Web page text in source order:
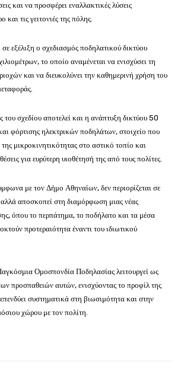
και να προσφέρει εναλλακτικές λύσεις
και τις γειτονιές της πόλης.
εξέλιξη ο σχεδιασμός ποδηλατικού δικτύου
το οποίο αναμένεται να ενισχύσει τη
και να διευκολύνει την καθημερινή χρήση του
σχεδίου αποτελεί και η ανάπτυξη δικτύου 50
φόρτισης ηλεκτρικών ποδηλάτων, στοιχείο που
μικροκινητικότητας στο αστικό τοπίο και
για ευρύτερη υιοθέτησή της από τους πολίτες.
με τον Δήμο Αθηναίων, δεν περιορίζεται σε
αλλά αποσκοπεί στη διαμόρφωση μιας νέας
όπου το περπάτημα, το ποδήλατο και τα μέσα
προτεραιότητα έναντι του ιδιωτικού
Ομοσπονδία Ποδηλασίας λειτουργεί ως
προσπαθειών αυτών, ενισχύοντας το προφίλ της
συστηματικά στη βιωσιμότητα και στην
χώρου με τον πολίτη.